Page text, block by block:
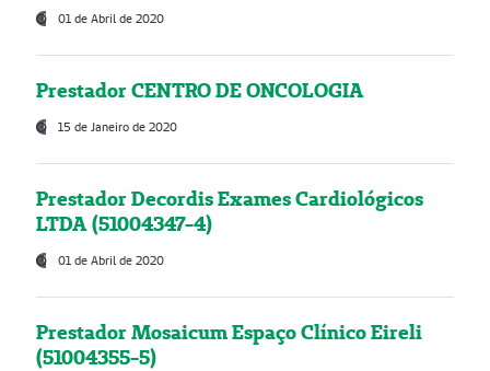
01 de Abril de 2020
Prestador CENTRO DE ONCOLOGIA
15 de Janeiro de 2020
Prestador Decordis Exames Cardiológicos
LTDA (51004347-4)
01 de Abril de 2020
Prestador Mosaicum Espaço Clínico Eireli
(51004355-5)